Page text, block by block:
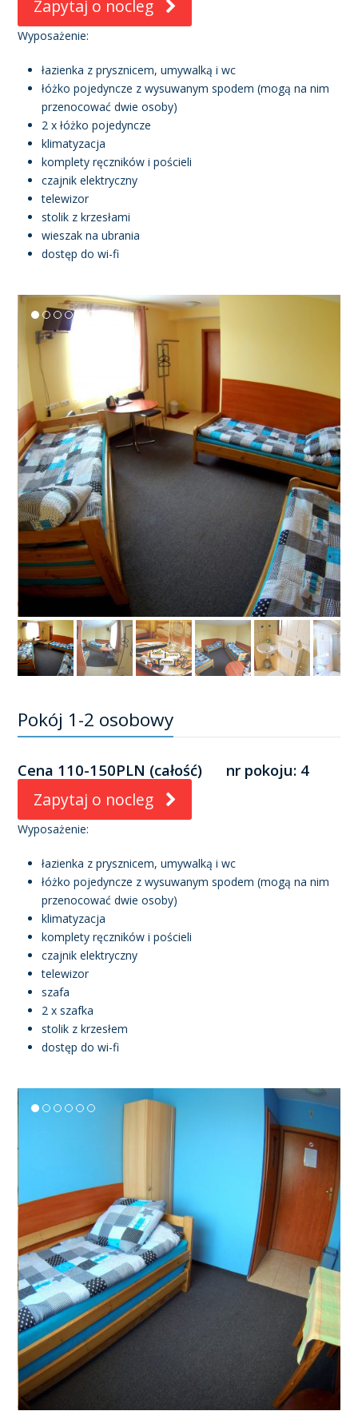
Zapytaj o nocleg
Wyposażenie:
łazienka z prysznicem, umywalką i wc
łóżko pojedyncze z wysuwanym spodem (mogą na nim
przenocować dwie osoby)
2 x łóżko pojedyncze
klimatyzacja
komplety ręczników i pościeli
czajnik elektryczny
telewizor
stolik z krzesłami
wieszak na ubrania
dostęp do wi-fi
Pokój 1-2 osobowy
Cena 110-150PLN (całość) nr pokoju: 4
Zapytaj o nocleg
Wyposażenie:
łazienka z prysznicem, umywalką i wc
łóżko pojedyncze z wysuwanym spodem (mogą na nim
przenocować dwie osoby)
klimatyzacja
komplety ręczników i pościeli
czajnik elektryczny
telewizor
szafa
2 x szafka
stolik z krzesłem
dostęp do wi-fi